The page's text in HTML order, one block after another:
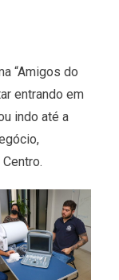
“Amigos do
entrando em
indo até a